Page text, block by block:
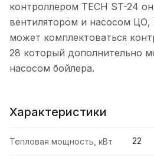
контроллером TECH ST-24
вентилятором и насосом ЦО,
может комплектоваться
28 который дополнительно
насосом бойлера.
Характеристики
Тепловая мощность, кВт 22